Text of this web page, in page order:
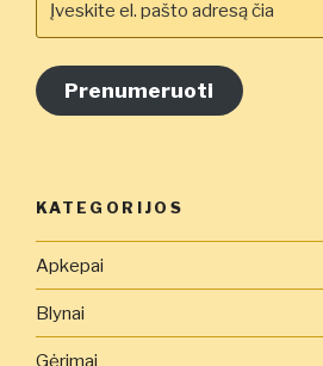
el.
adresą
čia
Prenumeruoti
KATEGORIJOS
Apkepai
Blynai
Gėrimai